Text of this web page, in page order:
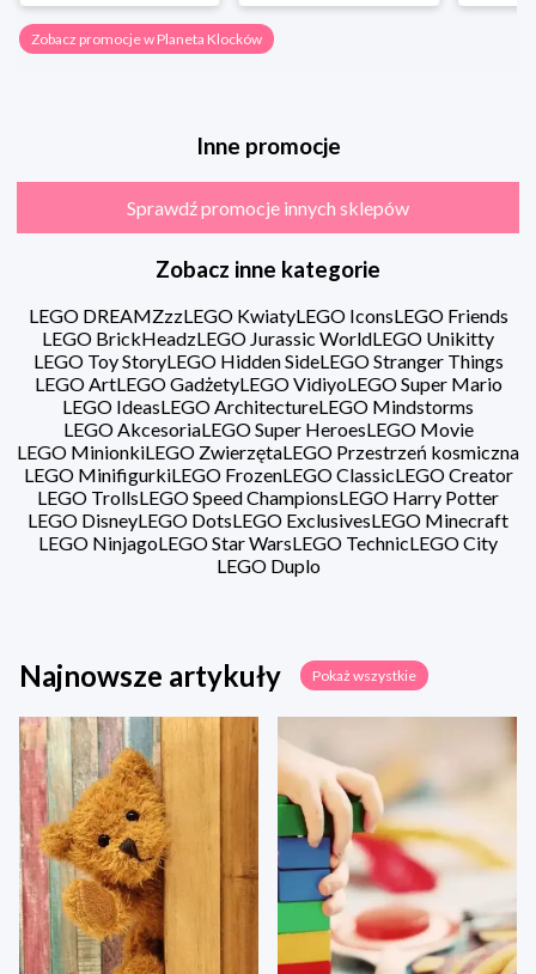
Zobacz promocje w Planeta Klocków
Inne promocje
Sprawdź promocje innych sklepów
Zobacz inne kategorie
LEGO DREAMZzzLEGO KwiatyLEGO IconsLEGO Friends
LEGO BrickHeadzLEGO Jurassic WorldLEGO Unikitty
LEGO Toy StoryLEGO Hidden SideLEGO Stranger Things
LEGO ArtLEGO GadżetyLEGO VidiyoLEGO Super Mario
LEGO IdeasLEGO ArchitectureLEGO Mindstorms
LEGO AkcesoriaLEGO Super HeroesLEGO Movie
LEGO MinionkiLEGO ZwierzętaLEGO Przestrzeń kosmiczna
LEGO MinifigurkiLEGO FrozenLEGO ClassicLEGO Creator
LEGO TrollsLEGO Speed ChampionsLEGO Harry Potter
LEGO DisneyLEGO DotsLEGO ExclusivesLEGO Minecraft
LEGO NinjagoLEGO Star WarsLEGO TechnicLEGO City
LEGO Duplo
Najnowsze artykuły Pokaż wszystkie